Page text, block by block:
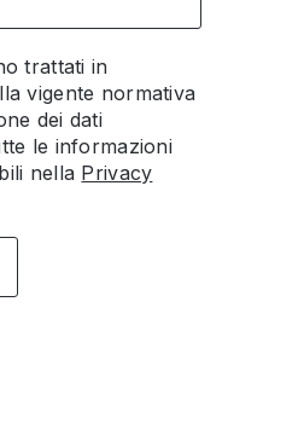
trattati in
vigente normativa
dei dati
le informazioni
nella Privacy